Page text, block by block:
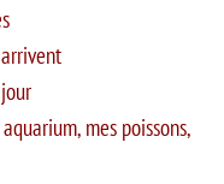
mes poissons,